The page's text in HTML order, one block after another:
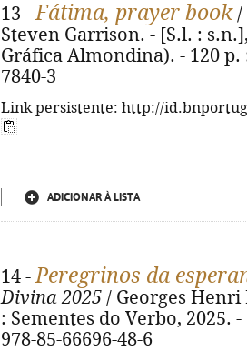
13 -Fátima, prayer book/
Steven Garrison. - [S.l. :
Gráfica Almondina). - 120 p.
7840-3
Link persistente: http://
ADICIONAR À LISTA
14 -Peregrinos da
Divina 2025 / Georges Henri
: Sementes do Verbo, 2025.
978-85-66696-48-6